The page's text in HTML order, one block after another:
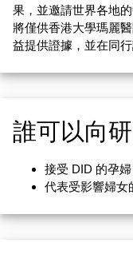
果，並邀請世界各地
將僅供香港大學瑪麗
益提供證據，並在同
誰可以向
接受 DID 的孕婦
代表受影響婦女